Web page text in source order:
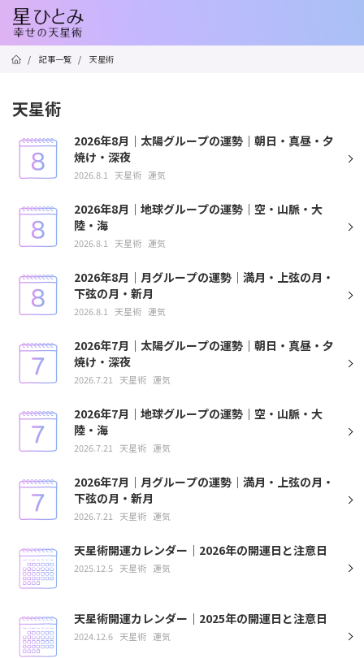
/ 記事一覧 / 天星術
天星術
2026年8月｜太陽グループの運勢｜朝日・真昼・夕
焼け・深夜
2026.8.1 天星術 運気
2026年8月｜地球グループの運勢｜空・山脈・大
陸・海
2026.8.1 天星術 運気
2026年8月｜月グループの運勢｜満月・上弦の月・
下弦の月・新月
2026.8.1 天星術 運気
2026年7月｜太陽グループの運勢｜朝日・真昼・夕
焼け・深夜
2026.7.21 天星術 運気
2026年7月｜地球グループの運勢｜空・山脈・大
陸・海
2026.7.21 天星術 運気
2026年7月｜月グループの運勢｜満月・上弦の月・
下弦の月・新月
2026.7.21 天星術 運気
天星術開運カレンダー｜2026年の開運日と注意日
2025.12.5 天星術 運気
天星術開運カレンダー｜2025年の開運日と注意日
2024.12.6 天星術 運気